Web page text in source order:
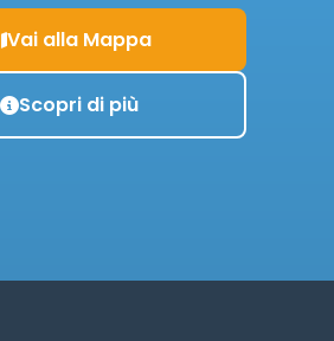
Vai alla Mappa
Scopri di più